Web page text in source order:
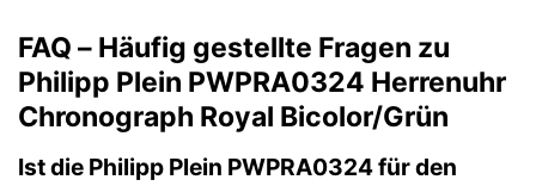
FAQ – Häufig gestellte Fragen zu
Philipp Plein PWPRA0324 Herrenuhr
Chronograph Royal Bicolor/Grün
Ist die Philipp Plein PWPRA0324 für den